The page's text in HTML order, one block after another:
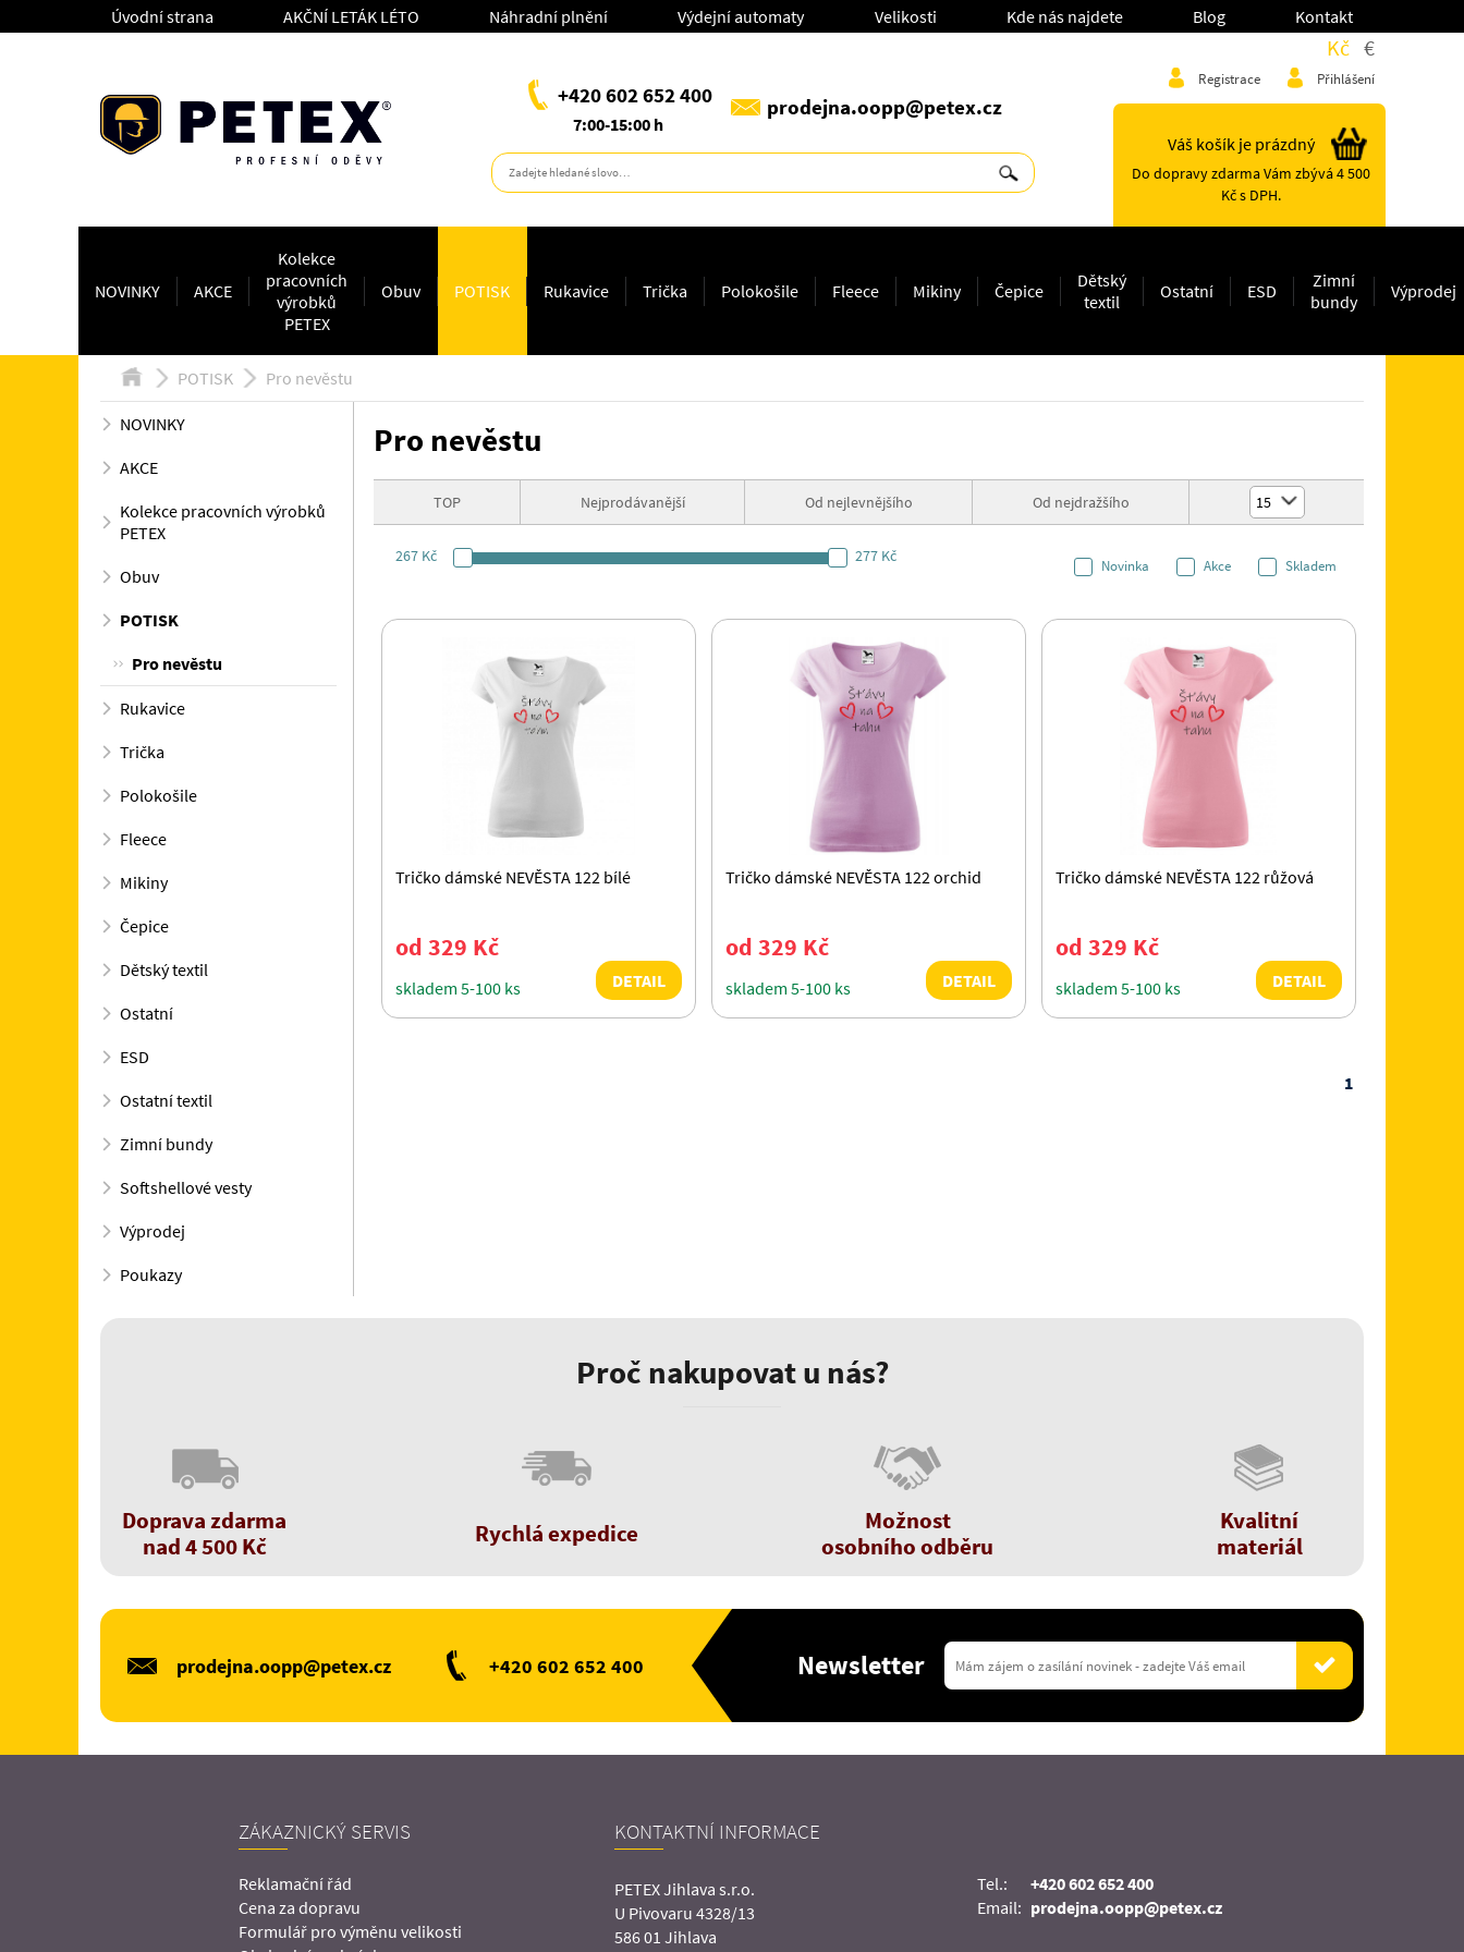
Úvodní strana AKČNÍ LETÁK LÉTO Náhradní plnění Výdejní automaty Velikosti Kde nás najdete Blog Kontakt
+420 602 652 400
7:00-15:00 h
prodejna.oopp@petex.cz
Kč €
Registrace Přihlášení
Váš košík je prázdný
Do dopravy zdarma Vám zbývá 4 500
Kč s DPH.
NOVINKY AKCE
Kolekce
pracovních
výrobků
PETEX
Obuv POTISK Rukavice Trička Polokošile Fleece Mikiny Čepice
Dětský
textil
Ostatní ESD
Zimní
bundy
Výprodej
POTISK Pro nevěstu
NOVINKY
AKCE
Kolekce pracovních výrobků
PETEX
Obuv
POTISK
Pro nevěstu
Rukavice
Trička
Polokošile
Fleece
Mikiny
Čepice
Dětský textil
Ostatní
ESD
Ostatní textil
Zimní bundy
Softshellové vesty
Výprodej
Poukazy
Pro nevěstu
TOP Nejprodávanější Od nejlevnějšího Od nejdražšího 15
267 Kč 277 Kč
Novinka Akce Skladem
Tričko dámské NEVĚSTA 122 bílé
od 329 Kč
skladem 5-100 ks DETAIL
Tričko dámské NEVĚSTA 122 orchid
od 329 Kč
skladem 5-100 ks DETAIL
Tričko dámské NEVĚSTA 122 růžová
od 329 Kč
skladem 5-100 ks DETAIL
1
Proč nakupovat u nás?
Doprava zdarma
nad 4 500 Kč
Rychlá expedice
Možnost
osobního odběru
Kvalitní
materiál
prodejna.oopp@petex.cz +420 602 652 400 Newsletter
ZÁKAZNICKÝ SERVIS
Reklamační řád
Cena za dopravu
Formulář pro výměnu velikosti
KONTAKTNÍ INFORMACE
PETEX Jihlava s.r.o.
U Pivovaru 4328/13
586 01 Jihlava
Tel.:
+420 602 652 400
Email: prodejna.oopp@petex.cz